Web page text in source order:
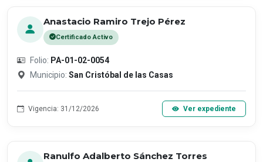
Anastacio Ramiro Trejo Pérez
Certificado Activo
Folio: PA-01-02-0054
Municipio: San Cristóbal de las Casas
Vigencia: 31/12/2026 Ver expediente
Ranulfo Adalberto Sánchez Torres